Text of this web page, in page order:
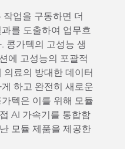
업을 구동하면 더
를 도출하여 업무흐
콩가텍의 고성능 생
에 고성능의 포괄적
의료의 방대한 데이터
하고 완전히 새로운
텍은 이를 위해 모듈
AI 가속기를 통합함
모듈 제품을 제공한